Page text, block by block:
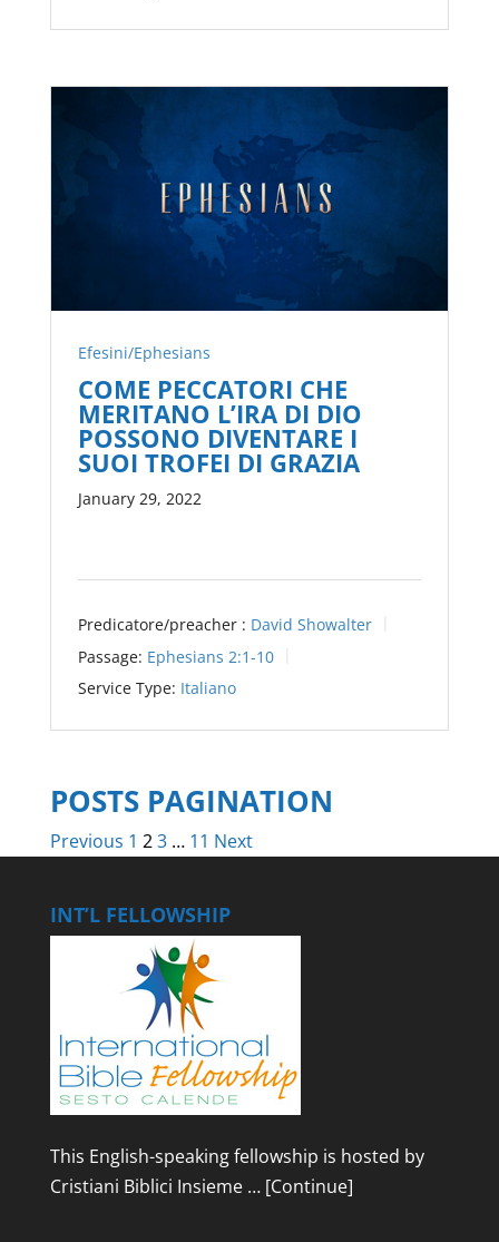
Efesini/Ephesians
COME PECCATORI CHE
MERITANO L’IRA DI DIO
POSSONO DIVENTARE I
SUOI TROFEI DI GRAZIA
January 29, 2022
Predicatore/preacher : David Showalter
Passage: Ephesians 2:1-10
Service Type: Italiano
POSTS PAGINATION
Previous 1 23 … 11 Next
INT’L FELLOWSHIP
This English-speaking fellowship is hosted by
Cristiani Biblici Insieme … [Continue]